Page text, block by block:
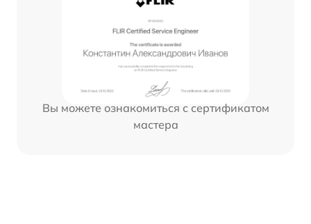
Вы можете ознакомиться с сертификатом
мастера